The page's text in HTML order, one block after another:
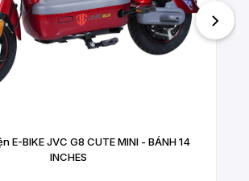
E-BIKE JVC G8 CUTE MINI - BÁNH 14
INCHES